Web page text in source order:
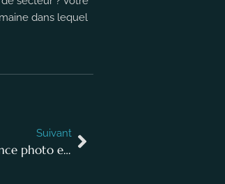
dans lequel
Suivant
Transformez votre image de marque : l’impact d’une séance photo entreprise surprenante